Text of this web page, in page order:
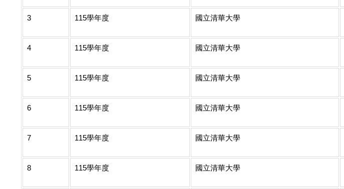
3 115學年度 國立清華大學
4 115學年度 國立清華大學
5 115學年度 國立清華大學
6 115學年度 國立清華大學
7 115學年度 國立清華大學
8 115學年度 國立清華大學